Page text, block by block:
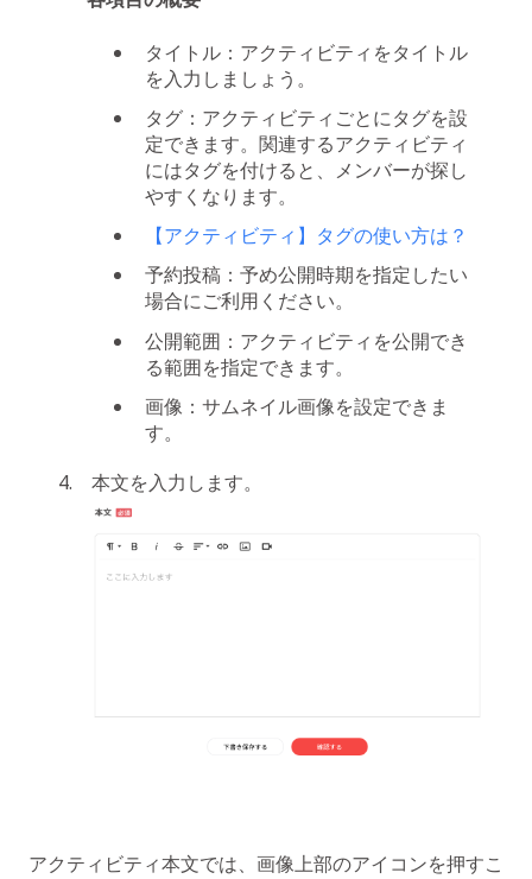
タイトル：アクティビティをタイトル
を入力しましょう。
タグ：アクティビティごとにタグを設
定できます。関連するアクティビティ
にはタグを付けると、メンバーが探し
やすくなります。
【アクティビティ】タグの使い方は？
予約投稿：予め公開時期を指定したい
場合にご利用ください。
公開範囲：アクティビティを公開でき
る範囲を指定できます。
画像：サムネイル画像を設定できま
す。
本文を入力します。
アクティビティ本文では、画像上部のアイコンを押すこ